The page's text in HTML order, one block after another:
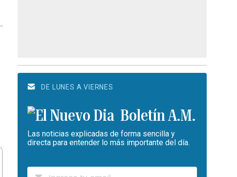
DE LUNES A VIERNES
Boletín A.M.
Las noticias explicadas de forma sencilla y
directa para entender lo más importante del día.